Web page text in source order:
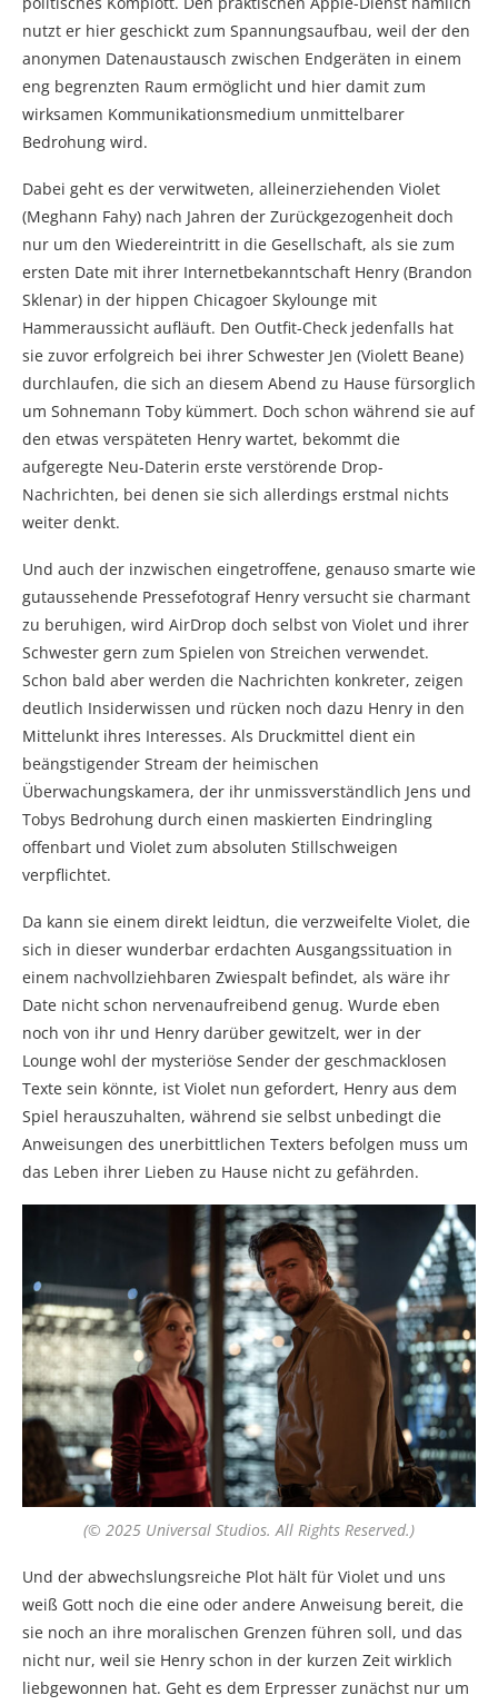
nutzt er hier geschickt zum Spannungsaufbau, weil der den
anonymen Datenaustausch zwischen Endgeräten in einem
eng begrenzten Raum ermöglicht und hier damit zum
wirksamen Kommunikationsmedium unmittelbarer
Bedrohung wird.
Dabei geht es der verwitweten, alleinerziehenden Violet
(Meghann Fahy) nach Jahren der Zurückgezogenheit doch
nur um den Wiedereintritt in die Gesellschaft, als sie zum
ersten Date mit ihrer Internetbekanntschaft Henry (Brandon
Sklenar) in der hippen Chicagoer Skylounge mit
Hammeraussicht aufläuft. Den Outfit-Check jedenfalls hat
sie zuvor erfolgreich bei ihrer Schwester Jen (Violett Beane)
durchlaufen, die sich an diesem Abend zu Hause fürsorglich
um Sohnemann Toby kümmert. Doch schon während sie auf
den etwas verspäteten Henry wartet, bekommt die
aufgeregte Neu-Daterin erste verstörende Drop-
Nachrichten, bei denen sie sich allerdings erstmal nichts
weiter denkt.
Und auch der inzwischen eingetroffene, genauso smarte wie
gutaussehende Pressefotograf Henry versucht sie charmant
zu beruhigen, wird AirDrop doch selbst von Violet und ihrer
Schwester gern zum Spielen von Streichen verwendet.
Schon bald aber werden die Nachrichten konkreter, zeigen
deutlich Insiderwissen und rücken noch dazu Henry in den
Mittelunkt ihres Interesses. Als Druckmittel dient ein
beängstigender Stream der heimischen
Überwachungskamera, der ihr unmissverständlich Jens und
Tobys Bedrohung durch einen maskierten Eindringling
offenbart und Violet zum absoluten Stillschweigen
verpflichtet.
Da kann sie einem direkt leidtun, die verzweifelte Violet, die
sich in dieser wunderbar erdachten Ausgangssituation in
einem nachvollziehbaren Zwiespalt befindet, als wäre ihr
Date nicht schon nervenaufreibend genug. Wurde eben
noch von ihr und Henry darüber gewitzelt, wer in der
Lounge wohl der mysteriöse Sender der geschmacklosen
Texte sein könnte, ist Violet nun gefordert, Henry aus dem
Spiel herauszuhalten, während sie selbst unbedingt die
Anweisungen des unerbittlichen Texters befolgen muss um
das Leben ihrer Lieben zu Hause nicht zu gefährden.
(© 2025 Universal Studios. All Rights Reserved.)
Und der abwechslungsreiche Plot hält für Violet und uns
weiß Gott noch die eine oder andere Anweisung bereit, die
sie noch an ihre moralischen Grenzen führen soll, und das
nicht nur, weil sie Henry schon in der kurzen Zeit wirklich
liebgewonnen hat. Geht es dem Erpresser zunächst nur um